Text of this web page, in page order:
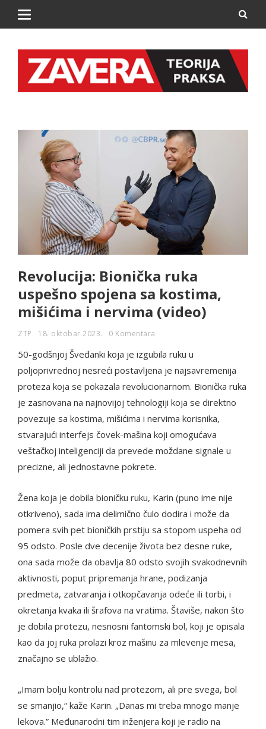
Revolucija: Bionička ruka
uspešno spojena sa kostima,
mišićima i nervima (video)
ZTP 18. oktobar 2023. 0 Komentara
50-godšnjoj Šveđanki koja je izgubila ruku u
poljoprivrednoj nesreći postavljena je najsavremenija
proteza koja se pokazala revolucionarnom. Bionička ruka
je zasnovana na najnovijoj tehnologiji koja se direktno
povezuje sa kostima, mišićima i nervima korisnika,
stvarajući interfejs čovek-mašina koji omogućava
veštačkoj inteligenciji da prevede moždane signale u
precizne, ali jednostavne pokrete.
Žena koja je dobila bioničku ruku, Karin (puno ime nije
otkriveno), sada ima delimično čulo dodira i može da
pomera svih pet bioničkih prstiju sa stopom uspeha od
95 odsto. Posle dve decenije života bez desne ruke,
ona sada može da obavlja 80 odsto svojih svakodnevnih
aktivnosti, poput pripremanja hrane, podizanja
predmeta, zatvaranja i otkopčavanja odeće ili torbi, i
okretanja kvaka ili šrafova na vratima. Štaviše, nakon što
je dobila protezu, nesnosni fantomski bol, koji je opisala
kao da joj ruka prolazi kroz mašinu za mlevenje mesa,
značajno se ublažio.
„Imam bolju kontrolu nad protezom, ali pre svega, bol
se smanjio,“ kaže Karin. „Danas mi treba mnogo manje
lekova.” Međunarodni tim inženjera koji je radio na